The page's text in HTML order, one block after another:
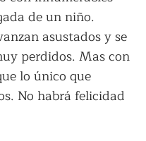
de un niño.
asustados y se
perdidos. Mas con
lo único que
No habrá felicidad